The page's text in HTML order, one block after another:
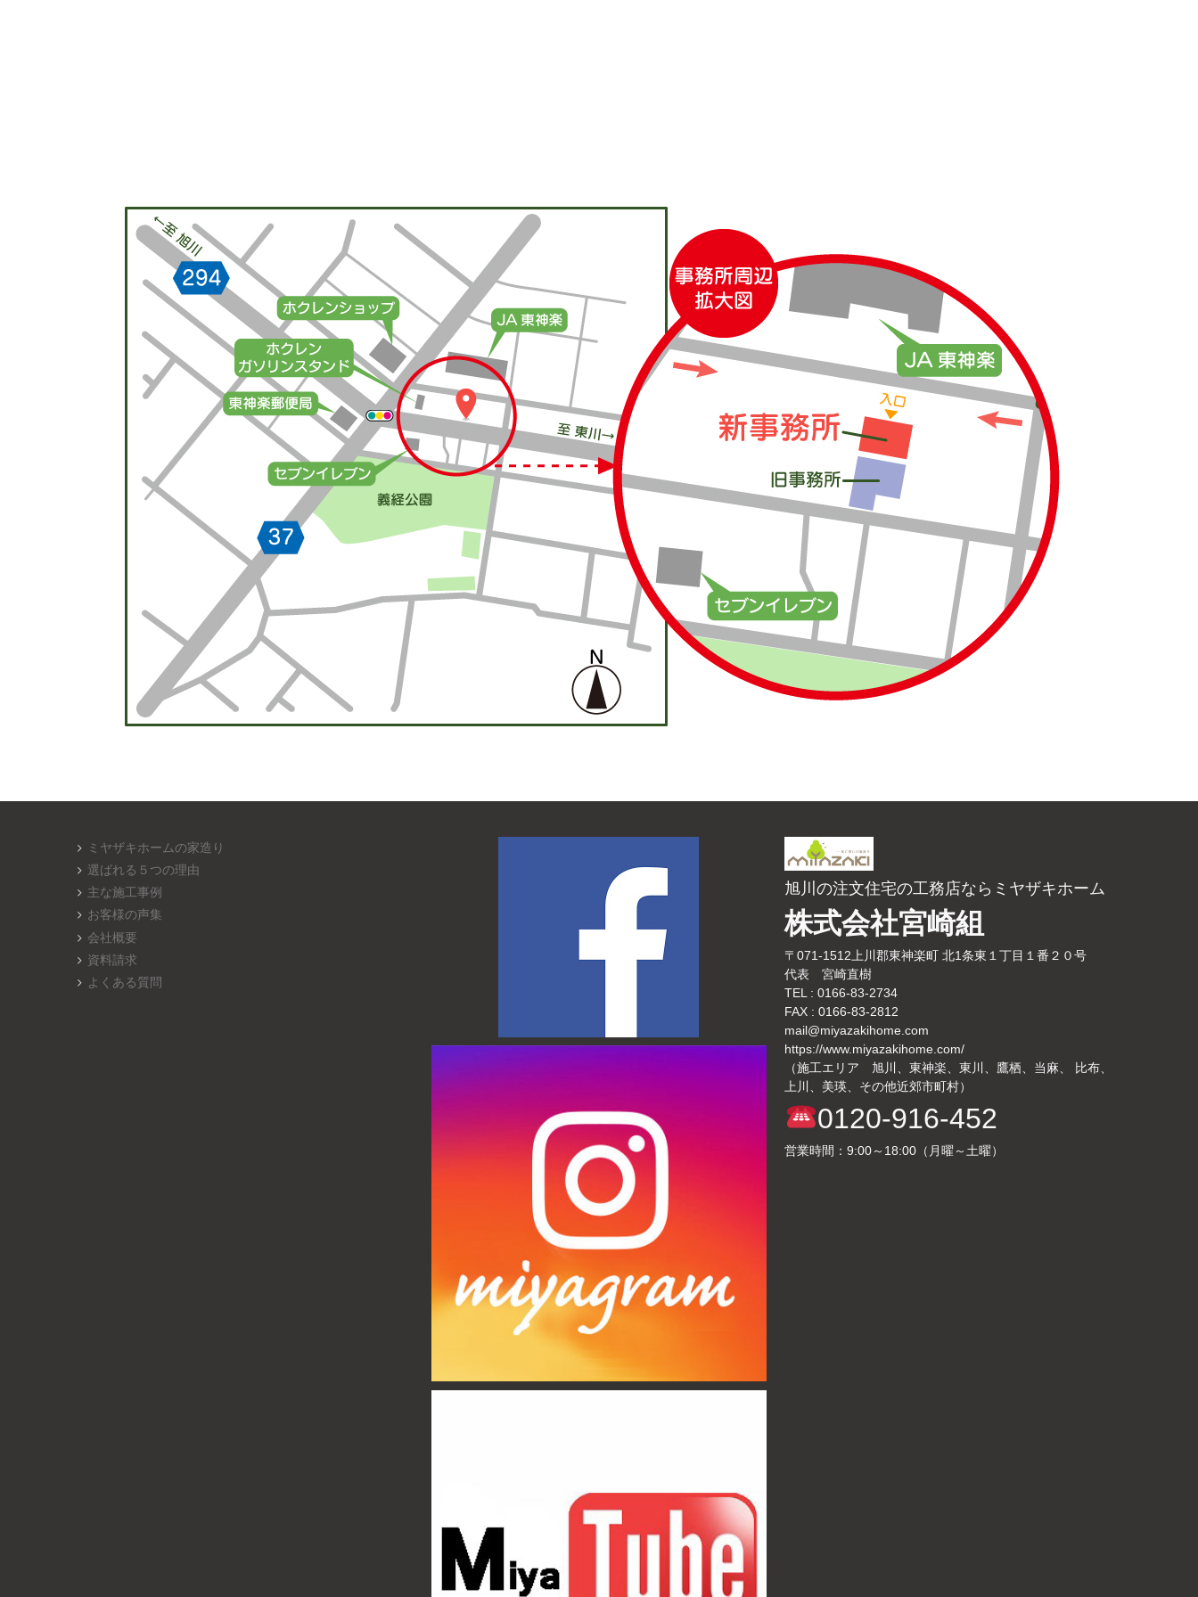
ミヤザキホームの家造り
選ばれる５つの理由
主な施工事例
お客様の声集
会社概要
資料請求
よくある質問
旭川の注文住宅の工務店ならミヤザキホーム
株式会社宮崎組
〒071-1512上川郡東神楽町 北1条東１丁目１番２０号
代表 宮崎直樹
TEL : 0166-83-2734
FAX : 0166-83-2812
mail@miyazakihome.com
https://www.miyazakihome.com/
（施工エリア 旭川、東神楽、東川、鷹栖、当麻、 比布、
上川、美瑛、その他近郊市町村）
0120-916-452
営業時間：9:00～18:00（月曜～土曜）